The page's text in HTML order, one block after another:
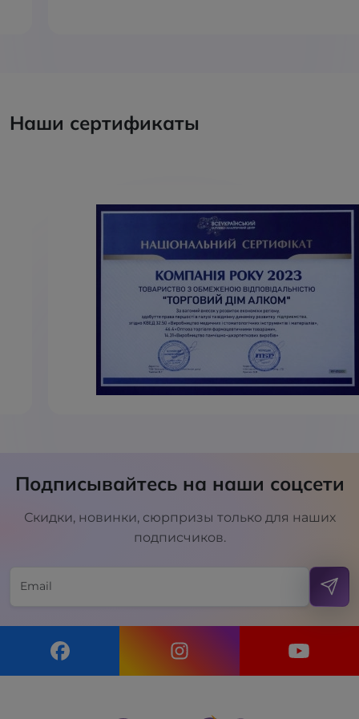
Наши сертификаты
Подписывайтесь на наши соцсети
Скидки, новинки, сюрпризы только для наших
подписчиков.